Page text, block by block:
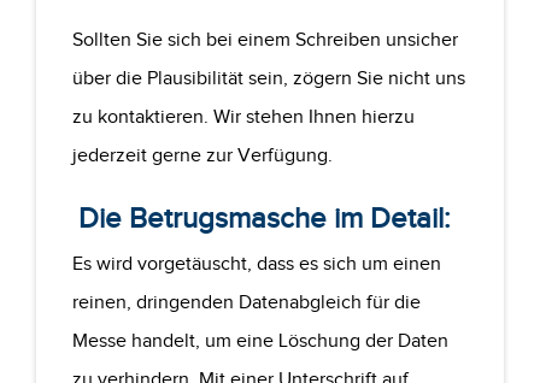
Sollten Sie sich bei einem Schreiben unsicher
über die Plausibilität sein, zögern Sie nicht uns
zu kontaktieren. Wir stehen Ihnen hierzu
jederzeit gerne zur Verfügung.
Die Betrugsmasche im Detail:
Es wird vorgetäuscht, dass es sich um einen
reinen, dringenden Datenabgleich für die
Messe handelt, um eine Löschung der Daten